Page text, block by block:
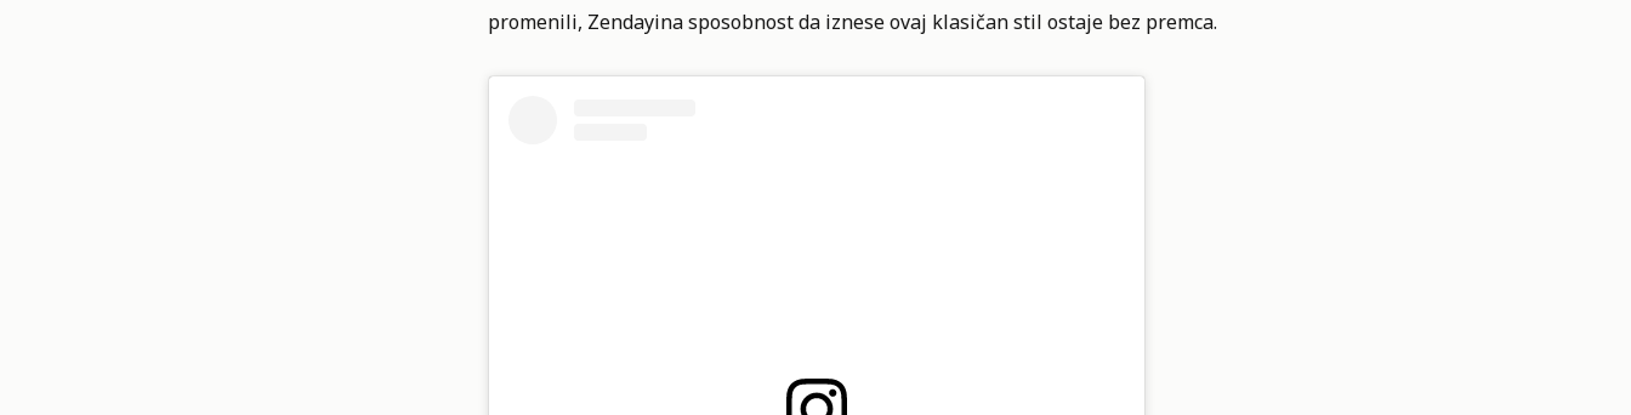
promenili, Zendayina sposobnost da iznese ovaj klasičan stil ostaje bez premca.